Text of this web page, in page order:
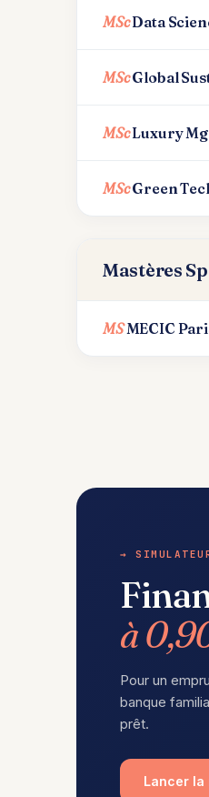
MScData
MScGlobal
MScLuxury
MScGreen
Mastères
MSMECIC
→
à
Pour un
banque
prêt.
Lancer